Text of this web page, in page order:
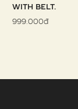
WITH BELT.
999.000đ